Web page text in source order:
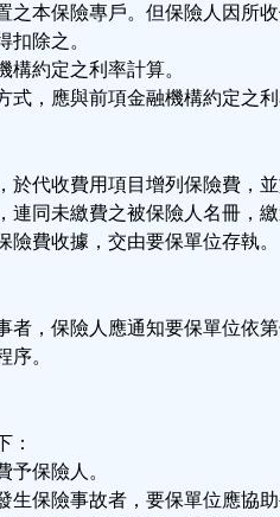
之本保險專戶。但保險人因所
扣除之。
構約定之利率計算。
式，應與前項金融機構約定之
於代收費用項目增列保險費，
連同未繳費之被保險人名冊，
費收據，交由要保單位存執。
者，保險人應通知要保單位依
序。
：
予保險人。
生保險事故者，要保單位應協